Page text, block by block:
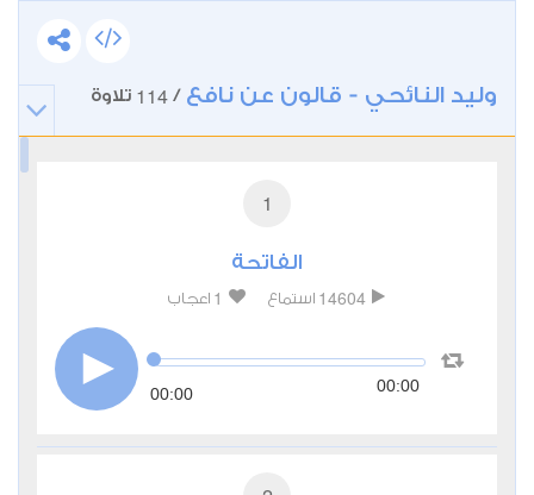
وليد النائحي - قالون عن نافع /
114 تلاوة
1
الفاتحة
14604 استماع 1 اعجاب
00:00 00:00